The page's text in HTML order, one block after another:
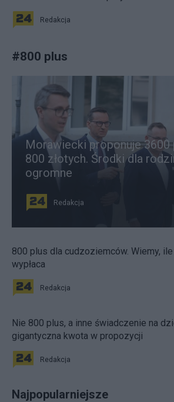
Redakcja
#800 plus
Morawiecki proponuje 3600
800 złotych. Środki dla
ogromne
Redakcja
800 plus dla cudzoziemców. Wiemy,
wypłaca
Redakcja
Nie 800 plus, a inne świadczenie na
gigantyczna kwota w propozycji
Redakcja
Najpopularniejsze